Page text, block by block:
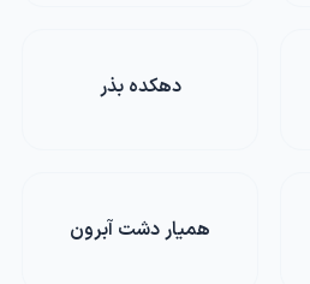
دهکده بذر
همیار دشت آبرون